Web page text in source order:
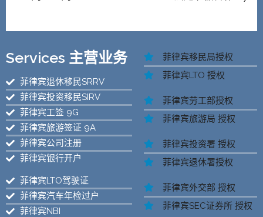
Services 主营业务
菲律宾退休移民SRRV
菲律宾投资移民SIRV
菲律宾工签 9G
菲律宾旅游签证 9A
菲律宾公司注册
菲律宾银行开户
菲律宾LTO驾驶证
菲律宾汽车年检过户
菲律宾NBI
菲律宾移民局授权
菲律宾LTO 授权
菲律宾劳工部授权
菲律宾旅游局 授权
菲律宾投资署 授权
菲律宾退休署授权
菲律宾外交部 授权
菲律宾SEC证券所 授权